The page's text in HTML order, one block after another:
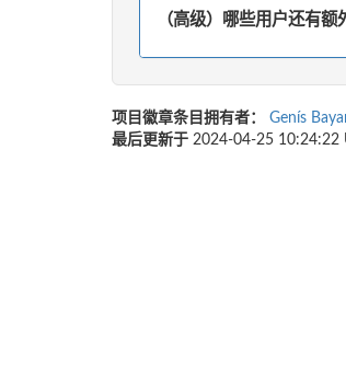
（高级）哪些用户还有
项目徽章条目拥有者： Genís
最后更新于 2024-04-25 10:24:22